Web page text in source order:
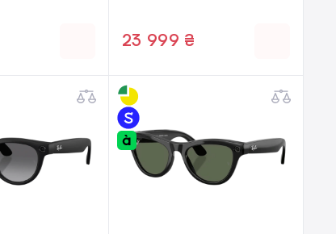
(RW4012 6840MF 53-22)
23 999 ₴